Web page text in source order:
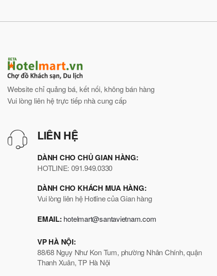
Website chỉ quảng bá, kết nối, không bán hàng
Vui lòng liên hệ trực tiếp nhà cung cấp
LIÊN HỆ
DÀNH CHO CHỦ GIAN HÀNG:
HOTLINE: 091.949.0330
DÀNH CHO KHÁCH MUA HÀNG:
Vui lòng liên hệ Hotline của Gian hàng
EMAIL: hotelmart@santavietnam.com
VP HÀ NỘI:
88/68 Ngụy Như Kon Tum, phường Nhân Chính, quận
Thanh Xuân, TP Hà Nội